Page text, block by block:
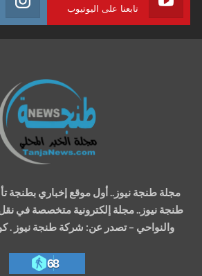
تابعنا على اليوتيوب
مجلة طنجة نيوز.. أول موقع إخباري بطنجة
طنجة نيوز.. مجلة إلكترونية متخصصة في
والنواحي – تصدر عن: شركة طنجة نيوز .
68